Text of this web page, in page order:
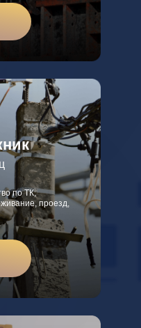
по ТК,
проезд,